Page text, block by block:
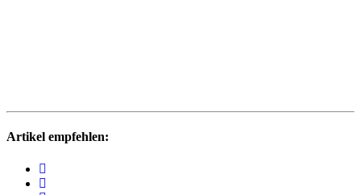
Artikel empfehlen: